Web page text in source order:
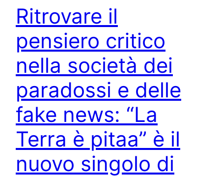
Ritrovare il
pensiero critico
nella società dei
paradossi e delle
fake news: “La
Terra è pitaa” è il
nuovo singolo di